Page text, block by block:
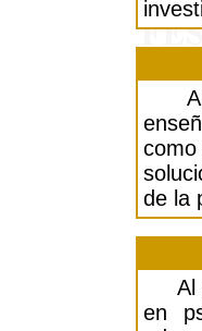
Al
de la
Al
en